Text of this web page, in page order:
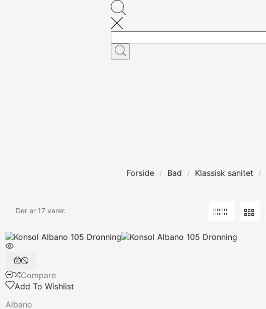
Forside
Bad Klassisk sanitet
Der er 17 varer.
Compare
Add To Wishlist
Albano